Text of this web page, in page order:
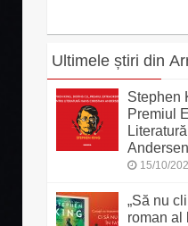
Ultimele știri din
Stephen
Premiul
Andersen
15/10/
„Să nu
roman al